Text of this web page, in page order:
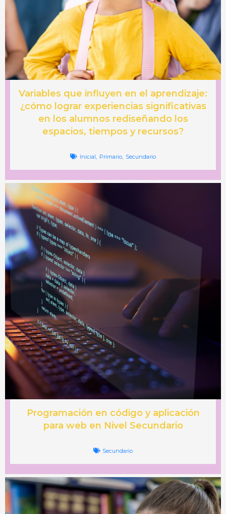
Variables que influyen en el aprendizaje:
¿cómo lograr experiencias significativas
en los alumnos rediseñando los
espacios, tiempos y recursos?
Inicial Primario, Secundario
Programación en código y aplicación
para web en Nivel Secundario
Secundario